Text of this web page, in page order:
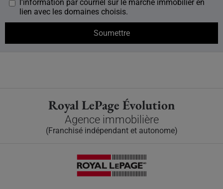
l'information par courriel sur le marché immobilier en
lien avec les domaines choisis.
Royal LePage Évolution
Agence immobilière
(Franchisé indépendant et autonome)